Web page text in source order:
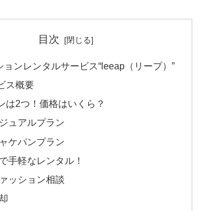
目次
ョンレンタルサービス“leeap（リープ）”
ス概要
は2つ！価格はいくら？
ュアルプラン
ケパンプラン
手軽なレンタル！
ッション相談